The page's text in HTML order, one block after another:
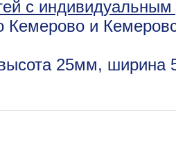
с
Кемерово и
25мм, ширина